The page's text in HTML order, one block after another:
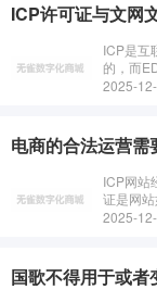
ICP许可证与文网
ICP是互
的，而
办理EDI
2025-
电商的合法运营需
ICP网站
证是网
有者为实
2025-
国歌不得用于或